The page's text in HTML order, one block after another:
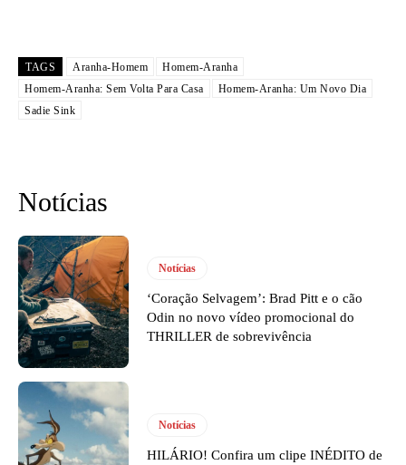
TAGS Aranha-Homem
Homem-Aranha
Homem-Aranha: Sem Volta Para Casa
Homem-Aranha: Um Novo Dia
Sadie Sink
Notícias
Notícias
‘Coração Selvagem’: Brad Pitt e o cão
Odin no novo vídeo promocional do
THRILLER de sobrevivência
Notícias
HILÁRIO! Confira um clipe INÉDITO de